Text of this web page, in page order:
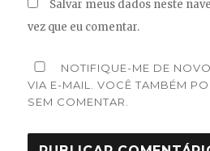
Salvar meus dados neste
vez que eu comentar.
NOTIFIQUE-ME DE
VIA E-MAIL. VOCÊ TAMBÉM
SEM COMENTAR.